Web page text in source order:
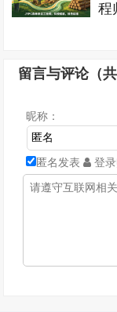
程
留言与评论（
昵称：
匿名发表 登